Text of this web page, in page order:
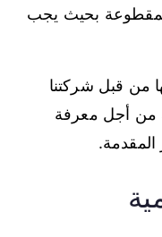
بحيث يجب
من قبل شركتنا
من أجل معرفة
المقدمة.